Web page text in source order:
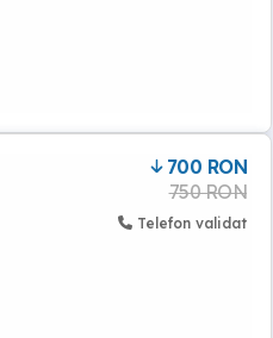
700 RON
750 RON
Telefon validat